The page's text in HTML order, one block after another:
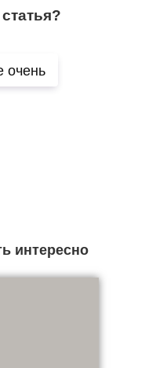
очень
интересно